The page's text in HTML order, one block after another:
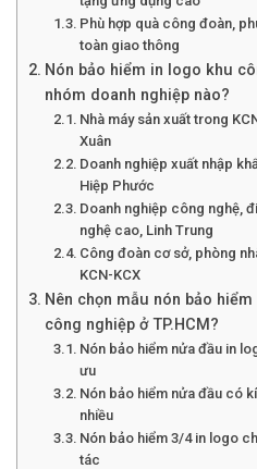
Phù hợp quà công đoàn,
toàn giao thông
Nón bảo hiểm in logo khu
nhóm doanh nghiệp nào?
Nhà máy sản xuất trong
Xuân
Doanh nghiệp xuất nhập
Hiệp Phước
Doanh nghiệp công nghệ,
nghệ cao, Linh Trung
Công đoàn cơ sở, phòng
KCN-KCX
Nên chọn mẫu nón bảo
công nghiệp ở TP.HCM?
Nón bảo hiểm nửa đầu in
ưu
Nón bảo hiểm nửa đầu có
nhiều
Nón bảo hiểm 3/4 in logo
tác